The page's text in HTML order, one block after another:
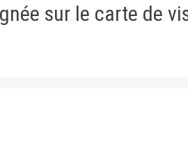
sur le carte de